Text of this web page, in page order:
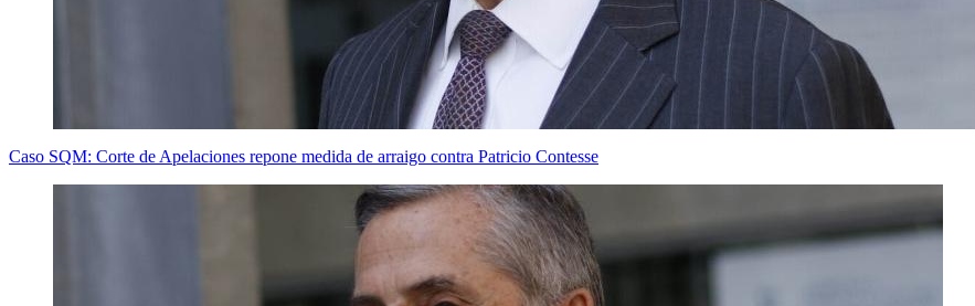
Caso SQM: Corte de Apelaciones repone medida de arraigo contra Patricio Contesse